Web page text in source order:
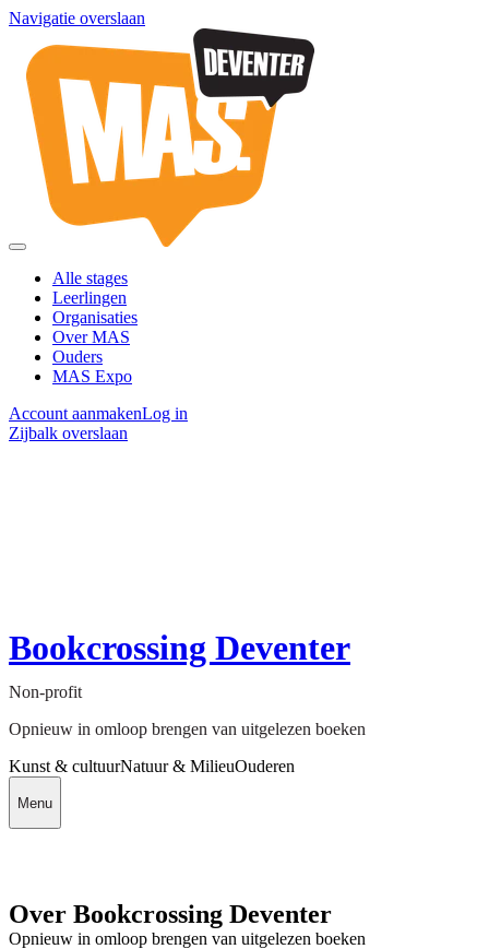
Navigatie overslaan
Alle stages
Leerlingen
Organisaties
Over MAS
Ouders
MAS Expo
Account aanmakenLog in
Zijbalk overslaan
Bookcrossing Deventer
Non-profit
Opnieuw in omloop brengen van uitgelezen boeken
Kunst & cultuurNatuur & MilieuOuderen
Menu
Over Bookcrossing Deventer
Opnieuw in omloop brengen van uitgelezen boeken